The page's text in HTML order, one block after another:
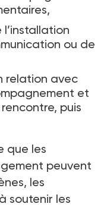
ou de
relation avec
et
puis
que les
peuvent
les
soutenir les